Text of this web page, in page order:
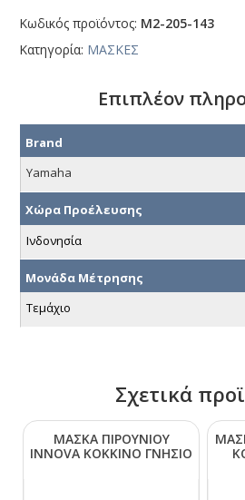
Κωδικός προϊόντος: Μ2-205-143
Κατηγορία: ΜΑΣΚΕΣ
Επιπλέον
Brand
Yamaha
Χώρα Προέλευσης
Ινδονησία
Μονάδα Μέτρησης
Τεμάχιο
Σχετικά
ΜΑΣΚΑ ΠΙΡΟΥΝΙΟΥ
ΙΝΝΟVΑ ΚΟΚΚΙΝΟ ΓΝΗΣΙΟ